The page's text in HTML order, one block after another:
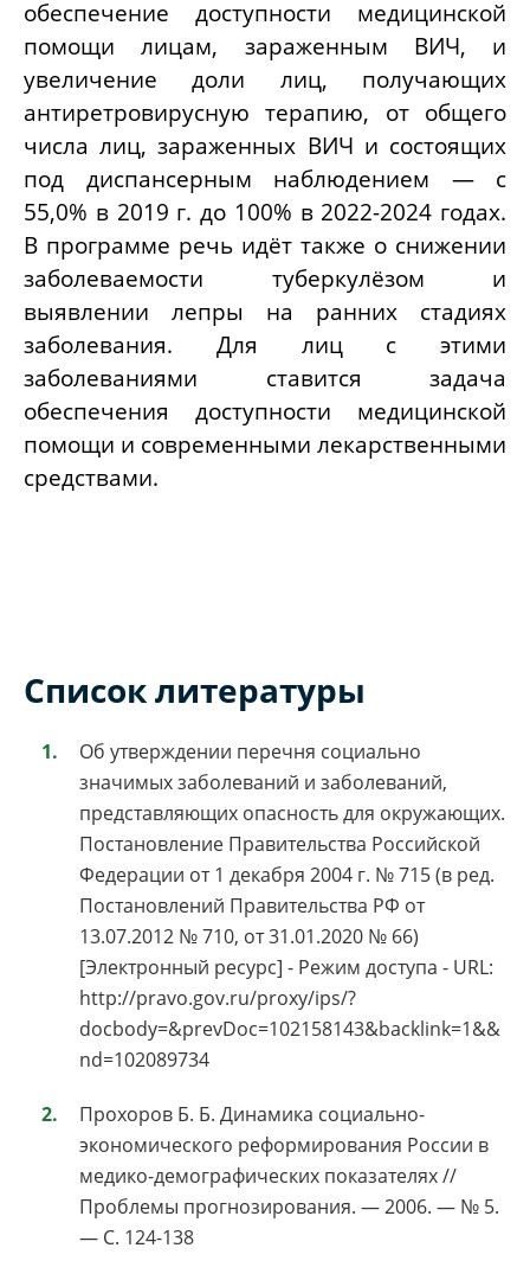
обеспечение доступности медицинской
помощи лицам, зараженным ВИЧ, и
увеличение доли лиц, получающих
антиретровирусную терапию, от общего
числа лиц, зараженных ВИЧ и состоящих
под диспансерным наблюдением — с
55,0% в 2019 г. до 100% в 2022-2024 годах.
В программе речь идёт также о снижении
заболеваемости туберкулёзом и
выявлении лепры на ранних стадиях
заболевания. Для лиц с этими
заболеваниями ставится задача
обеспечения доступности медицинской
помощи и современными лекарственными
средствами.
Список литературы
Об утверждении перечня социально
значимых заболеваний и заболеваний,
представляющих опасность для окружающих.
Постановление Правительства Российской
Федерации от 1 декабря 2004 г. № 715 (в ред.
Постановлений Правительства РФ от
13.07.2012 № 710, от 31.01.2020 № 66)
[Электронный ресурс] - Режим доступа - URL:
http://pravo.gov.ru/proxy/ips/?
docbody=&prevDoc=102158143&backlink=1&&
nd=102089734
Прохоров Б. Б. Динамика социально-
экономического реформирования России в
медико-демографических показателях //
Проблемы прогнозирования. — 2006. — № 5.
— С. 124-138